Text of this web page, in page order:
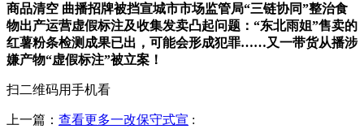
商品清空 曲播招牌被挡宣城市市场监管局“三链协同”整治食
物出产运营虚假标注及收集发卖凸起问题：“东北雨姐”售卖的
红薯粉条检测成果已出，可能会形成犯罪……又一带货从播涉
嫌产物“虚假标注”被立案！
扫二维码用手机看
上一篇： 查看更多一改保守式宣 :